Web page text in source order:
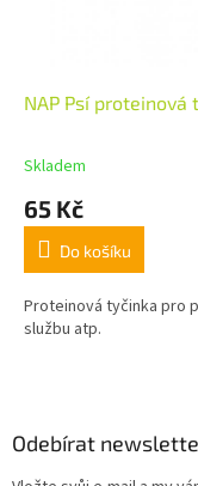
NAP Psí
Skladem
65 Kč
Do košíku
Proteinová tyčinka pro
službu atp.
Odebírat